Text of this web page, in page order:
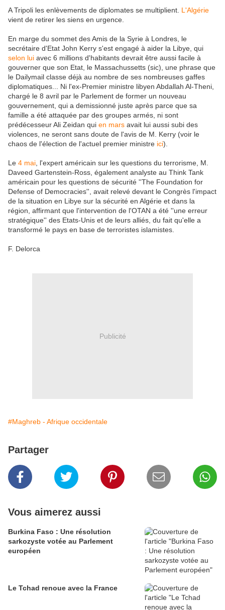
A Tripoli les enlèvements de diplomates se multiplient. L'Algérie
vient de retirer les siens en urgence.
En marge du sommet des Amis de la Syrie à Londres, le
secrétaire d'Etat John Kerry s'est engagé à aider la Libye, qui
selon lui avec 6 millions d'habitants devrait être aussi facile à
gouverner que son Etat, le Massachussetts (sic), une phrase que
le Dailymail classe déjà au nombre de ses nombreuses gaffes
diplomatiques... Ni l'ex-Premier ministre libyen Abdallah Al-Theni,
chargé le 8 avril par le Parlement de former un nouveau
gouvernement, qui a demissionné juste après parce que sa
famille a été attaquée par des groupes armés, ni sont
prédécesseur Ali Zeidan qui en mars avait lui aussi subi des
violences, ne seront sans doute de l'avis de M. Kerry (voir le
chaos de l'élection de l'actuel premier ministre ici).
Le 4 mai , l'expert américain sur les questions du terrorisme, M.
Daveed Gartenstein-Ross, également analyste au Think Tank
américain pour les questions de sécurité ''The Foundation for
Defense of Democracies'', avait relevé devant le Congrès l'impact
de la situation en Libye sur la sécurité en Algérie et dans la
région, affirmant que l'intervention de l'OTAN a été ''une erreur
stratégique'' des Etats-Unis et de leurs alliés, du fait qu'elle a
transformé le pays en base de terroristes islamistes.
F. Delorca
Publicité
#Maghreb - Afrique occidentale
Partager
Vous aimerez aussi
Burkina Faso : Une résolution
sarkozyste votée au Parlement
européen
Le Tchad renoue avec la France